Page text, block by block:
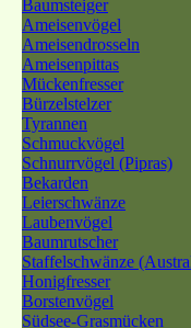
Baumsteiger
Ameisenvögel
Ameisendrosseln
Ameisenpittas
Mückenfresser
Bürzelstelzer
Tyrannen
Schmuckvögel
Schnurrvögel (Pipras)
Bekarden
Leierschwänze
Laubenvögel
Baumrutscher
Staffelschwänze
Honigfresser
Borstenvögel
Südsee-Grasmücken